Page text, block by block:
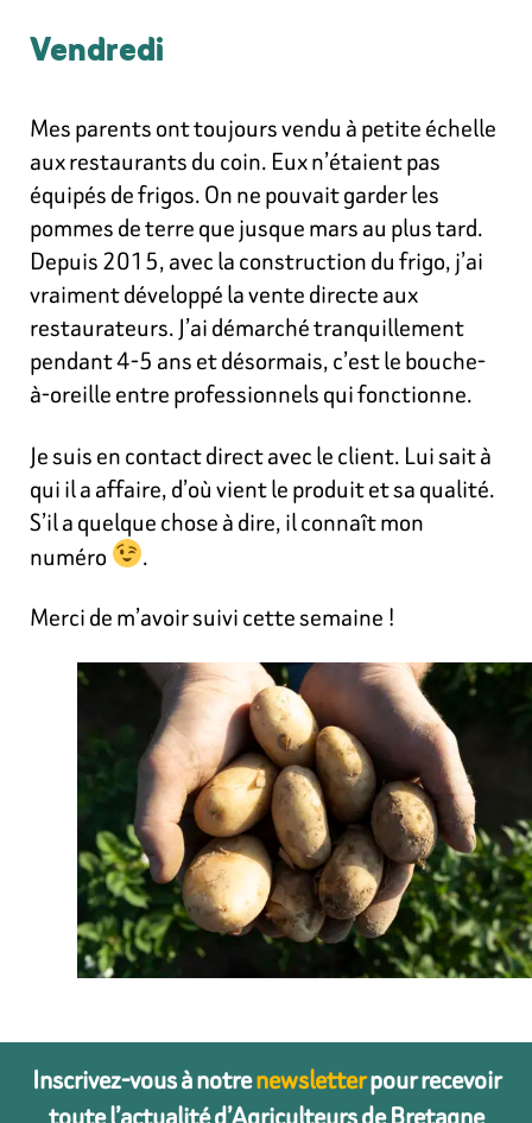
Vendredi
Mes parents ont toujours vendu à petite échelle
aux restaurants du coin. Eux n’étaient pas
équipés de frigos. On ne pouvait garder les
pommes de terre que jusque mars au plus tard.
Depuis 2015, avec la construction du frigo, j’ai
vraiment développé la vente directe aux
restaurateurs. J’ai démarché tranquillement
pendant 4-5 ans et désormais, c’est le bouche-
à-oreille entre professionnels qui fonctionne.
Je suis en contact direct avec le client. Lui sait à
qui il a affaire, d’où vient le produit et sa qualité.
S’il a quelque chose à dire, il connaît mon
numéro
.
Merci de m’avoir suivi cette semaine !
Inscrivez-vous à notrenewsletterpour recevoir